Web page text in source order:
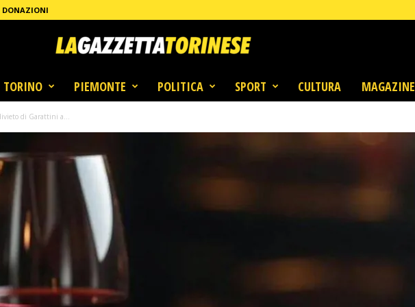
DONAZIONI
TORINO PIEMONTE POLITICA SPORT CULTURA MAGAZINE
di Garattini a...